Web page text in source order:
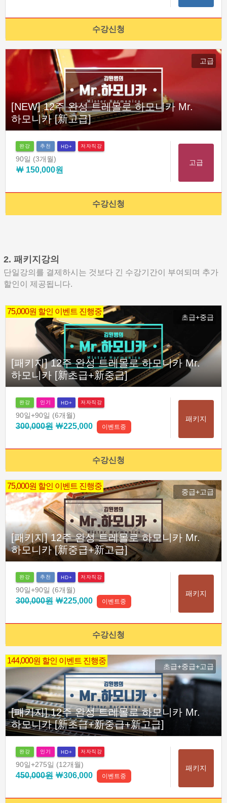
수강신청
고급
[NEW] 12주 완성 트레몰로 하모니카 Mr.
하모니카 [新고급]
완강 추천 HD+ 저자직강
90일 (3개월)
￦ 150,000원
고급
수강신청
2. 패키지강의
단일강의를 결제하시는 것보다 긴 수강기간이 부여되며 추가
할인이 제공됩니다.
75,000원 할인 이벤트 진행중
초급+중급
[패키지] 12주 완성 트레몰로 하모니카 Mr.
하모니카 [新초급+新중급]
완강 인기 HD+ 저자직강
90일+90일 (6개월)
300,000원￦225,000 이벤트중
패키지
수강신청
75,000원 할인 이벤트 진행중
중급+고급
[패키지] 12주 완성 트레몰로 하모니카 Mr.
하모니카 [新중급+新고급]
완강 추천 HD+ 저자직강
90일+90일 (6개월)
300,000원￦225,000 이벤트중
패키지
수강신청
144,000원 할인 이벤트 진행중
초급+중급+고급
[패키지] 12주 완성 트레몰로 하모니카 Mr.
하모니카 [新초급+新중급+新고급]
완강 인기 HD+ 저자직강
90일+275일 (12개월)
450,000원￦306,000 이벤트중
패키지